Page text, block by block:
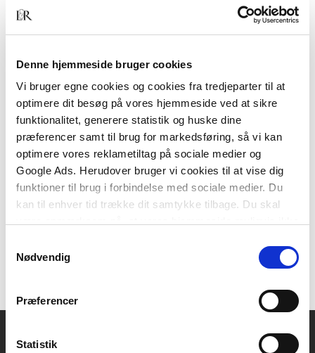
Denne hjemmeside bruger cookies
Vi bruger egne cookies og cookies fra tredjeparter til at
optimere dit besøg på vores hjemmeside ved at sikre
funktionalitet, generere statistik og huske dine
præferencer samt til brug for markedsføring, så vi kan
optimere vores reklametiltag på sociale medier og
Google Ads. Herudover bruger vi cookies til at vise dig
funktioner til brug i forbindelse med sociale medier. Du
kan til enhver tid trække dit samtykke tilbage. Du skal
tilbagetrækker et samtykke.
Nødvendig
Præferencer
Statistik
Serie
Kort til viden
Søren Brandi Steen Hildebrandt Tommy V. Christiansen
Fra